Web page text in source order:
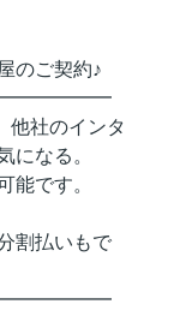
のご契約♪
他社のインタ
になる。
能です。
割払いもで